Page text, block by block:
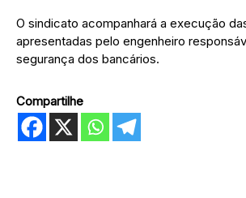
O sindicato acompanhará a execução
apresentadas pelo engenheiro
segurança dos bancários.
Compartilhe